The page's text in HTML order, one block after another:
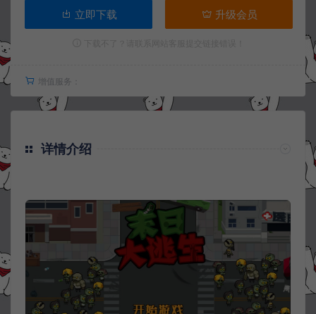
立即下载 升级会员
增值服务：
详情介绍